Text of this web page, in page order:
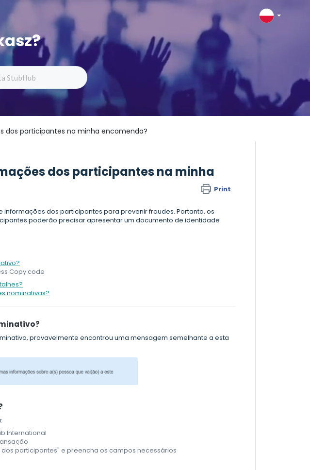
dos participantes na minha encomenda?
dos participantes na minha
Print
informações dos participantes para prevenir fraudes. Portanto, os
poderão precisar apresentar um documento de identidade
Copy code
nominativas?
provavelmente encontrou uma mensagem semelhante a esta
International
participantes" e preencha os campos necessários